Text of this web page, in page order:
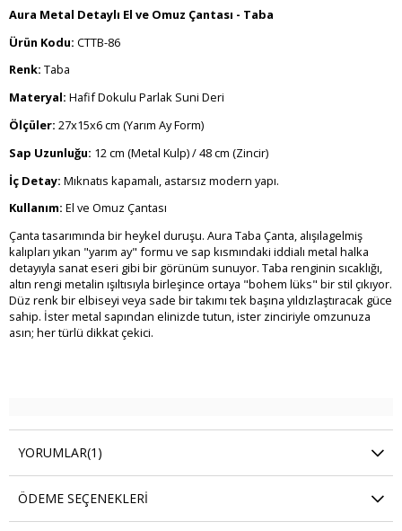
Aura Metal Detaylı El ve Omuz Çantası - Taba
Ürün Kodu: CTTB-86
Renk: Taba
Materyal: Hafif Dokulu Parlak Suni Deri
Ölçüler: 27x15x6 cm (Yarım Ay Form)
Sap Uzunluğu: 12 cm (Metal Kulp) / 48 cm (Zincir)
İç Detay: Mıknatıs kapamalı, astarsız modern yapı.
Kullanım: El ve Omuz Çantası
Çanta tasarımında bir heykel duruşu. Aura Taba Çanta, alışılagelmiş
kalıpları yıkan "yarım ay" formu ve sap kısmındaki iddialı metal halka
detayıyla sanat eseri gibi bir görünüm sunuyor. Taba renginin sıcaklığı,
altın rengi metalin ışıltısıyla birleşince ortaya "bohem lüks" bir stil çıkıyor.
Düz renk bir elbiseyi veya sade bir takımı tek başına yıldızlaştıracak güce
sahip. İster metal sapından elinizde tutun, ister zinciriyle omzunuza
asın; her türlü dikkat çekici.
YORUMLAR(1)
ÖDEME SEÇENEKLERI